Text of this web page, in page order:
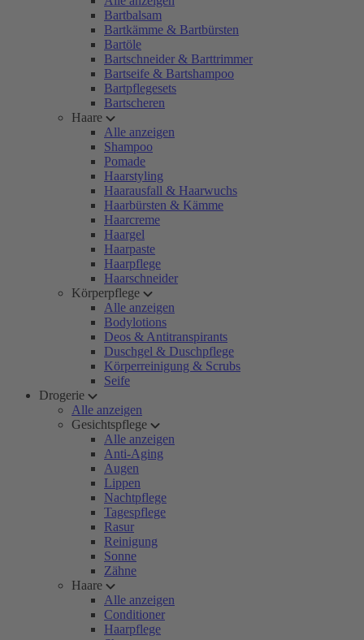
Bartbalsam
Bartkämme & Bartbürsten
Bartöle
Bartschneider & Barttrimmer
Bartseife & Bartshampoo
Bartpflegesets
Bartscheren
Haare
Alle anzeigen
Shampoo
Pomade
Haarstyling
Haarausfall & Haarwuchs
Haarbürsten & Kämme
Haarcreme
Haargel
Haarpaste
Haarpflege
Haarschneider
Körperpflege
Alle anzeigen
Bodylotions
Deos & Antitranspirants
Duschgel & Duschpflege
Körperreinigung & Scrubs
Seife
Drogerie
Alle anzeigen
Gesichtspflege
Alle anzeigen
Anti-Aging
Augen
Lippen
Nachtpflege
Tagespflege
Rasur
Reinigung
Sonne
Zähne
Haare
Alle anzeigen
Conditioner
Haarpflege